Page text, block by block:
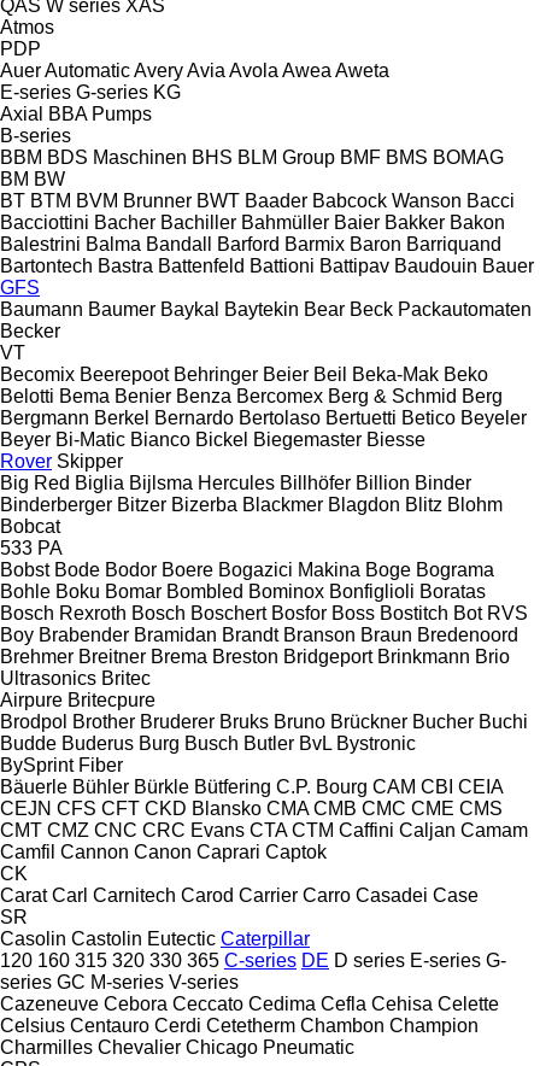
QAS W series XAS
Atmos
PDP
AuerAutomaticAveryAvia Avola Awea Aweta
E-series G-series KG
Axial
BBA Pumps
B-series
BBM BDS Maschinen BHS BLM Group BMF BMS BOMAG
BM BW
BT BTM BVM Brunner BWT Baader Babcock Wanson Bacci
Bacciottini Bacher Bachiller Bahmüller Baier Bakker Bakon
Balestrini Balma Bandall Barford Barmix Baron Barriquand
Bartontech Bastra Battenfeld Battioni Battipav Baudouin Bauer
GFS
Baumann Baumer Baykal Baytekin Bear Beck Packautomaten
Becker
VT
Becomix Beerepoot Behringer Beier Beil Beka-Mak Beko
Belotti Bema Benier Benza Bercomex Berg & Schmid Berg
Bergmann Berkel Bernardo Bertolaso Bertuetti Betico Beyeler
Beyer Bi-Matic Bianco Bickel Biegemaster Biesse
Rover Skipper
Big Red Biglia Bijlsma Hercules Billhöfer Billion Binder
Binderberger Bitzer Bizerba Blackmer Blagdon Blitz Blohm
Bobcat
533 PA
Bobst Bode Bodor Boere Bogazici Makina Boge Bograma
Bohle Boku Bomar Bombled Bominox Bonfiglioli Boratas
Bosch Rexroth Bosch Boschert Bosfor Boss Bostitch Bot RVS
Boy Brabender Bramidan Brandt Branson Braun Bredenoord
Brehmer Breitner Brema Breston Bridgeport Brinkmann Brio
Ultrasonics Britec
Airpure Britecpure
Brodpol Brother Bruderer Bruks Bruno Brückner Bucher Buchi
Budde Buderus Burg Busch Butler BvL Bystronic
BySprint Fiber
Bäuerle Bühler Bürkle Bütfering C.P. Bourg CAM CBI CEIA
CEJN CFS CFT CKD Blansko CMA CMB CMC CME CMS
CMT CMZ CNC CRC Evans CTA CTM Caffini Caljan Camam
Camfil Cannon Canon Caprari Captok
CK
Carat Carl Carnitech Carod Carrier Carro Casadei Case
SR
Casolin Castolin Eutectic Caterpillar
120 160 315 320 330 365 C-series DE D series E-series G-
series GC M-series V-series
Cazeneuve Cebora Ceccato Cedima Cefla Cehisa Celette
Celsius Centauro Cerdi Cetetherm Chambon Champion
Charmilles Chevalier Chicago Pneumatic